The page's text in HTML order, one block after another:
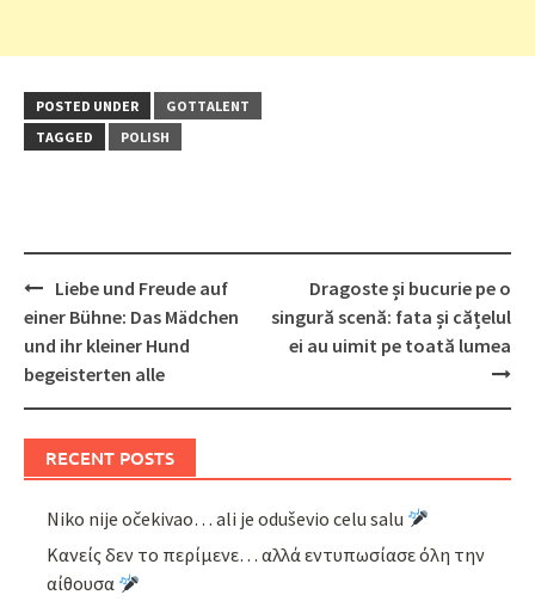
POSTED UNDER
GOTTALENT
TAGGED
POLISH
Post
navigation
Liebe und Freude auf
einer Bühne: Das Mädchen
und ihr kleiner Hund
begeisterten alle
Dragoste și bucurie pe o
singură scenă: fata și cățelul
ei au uimit pe toată lumea
RECENT POSTS
Niko nije očekivao… ali je oduševio celu salu
Κανείς δεν το περίμενε… αλλά εντυπωσίασε όλη την
αίθουσα